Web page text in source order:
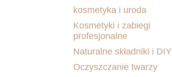
kosmetyka i uroda
Kosmetyki i zabiegi
profesjonalne
Naturalne składniki i DIY
Oczyszczanie twarzy